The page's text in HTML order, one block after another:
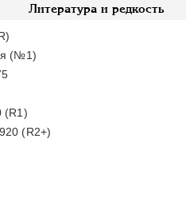
Литература и редкость
(№1)
(R1)
(R2+)